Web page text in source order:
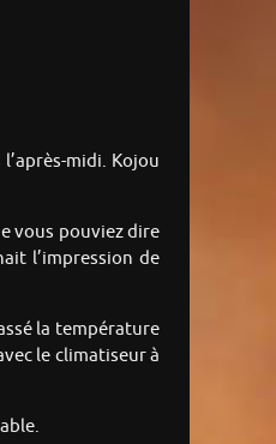
midi. Kojou
vous pouviez dire
l’impression de
la température
le climatiseur à